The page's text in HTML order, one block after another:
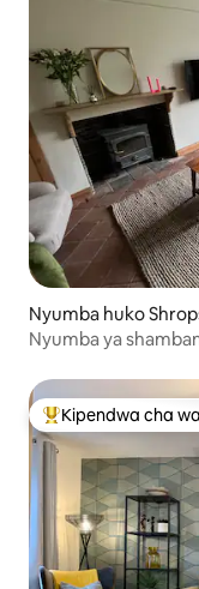
Nyumba huko
Nyumba ya
Kipendwa maarufu
Kipendwa cha